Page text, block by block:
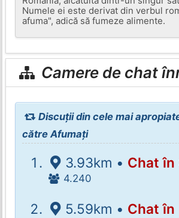
Numele ei este derivat din verbul
afuma", adică să fumeze alimente.
Camere de chat
Discuții din cele mai
către Afumați
3.93km • Chat în
4.240
5.59km • Chat în